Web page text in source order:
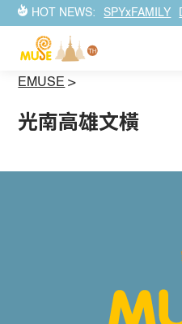
HOT NEWS: SPYxFAMILY
EMUSE >
光南高雄文橫